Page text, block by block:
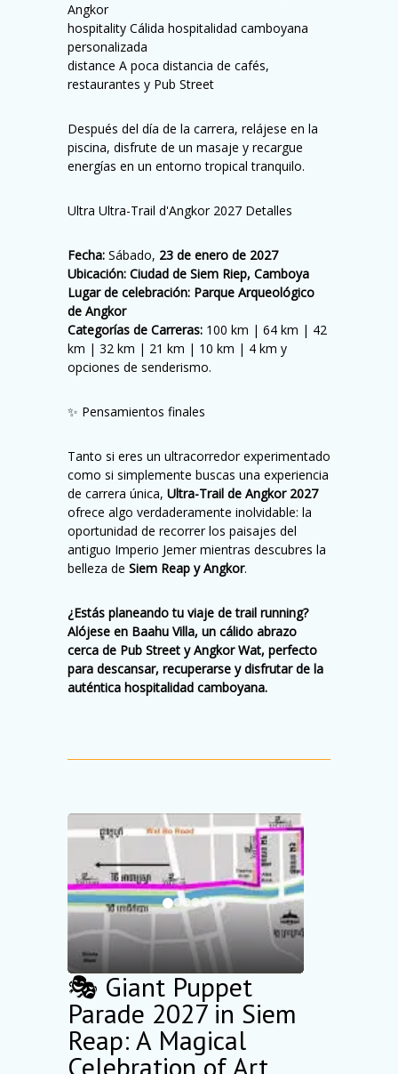
Angkor
hospitality Cálida hospitalidad camboyana
personalizada
distance A poca distancia de cafés,
restaurantes y Pub Street
Después del día de la carrera, relájese en la
piscina, disfrute de un masaje y recargue
energías en un entorno tropical tranquilo.
Ultra Ultra-Trail d'Angkor 2027 Detalles
Fecha: Sábado, 23 de enero de 2027
Ubicación: Ciudad de Siem Riep, Camboya
Lugar de celebración: Parque Arqueológico
de Angkor
Categorías de Carreras: 100 km | 64 km | 42
km | 32 km | 21 km | 10 km | 4 km y
opciones de senderismo.
✨ Pensamientos finales
Tanto si eres un ultracorredor experimentado
como si simplemente buscas una experiencia
de carrera única, Ultra-Trail de Angkor 2027
ofrece algo verdaderamente inolvidable: la
oportunidad de recorrer los paisajes del
antiguo Imperio Jemer mientras descubres la
belleza de Siem Reap y Angkor.
¿Estás planeando tu viaje de trail running?
Alójese en Baahu Villa, un cálido abrazo
cerca de Pub Street y Angkor Wat, perfecto
para descansar, recuperarse y disfrutar de la
auténtica hospitalidad camboyana.
🎭 Giant Puppet
Parade 2027 in Siem
Reap: A Magical
Celebration of Art,